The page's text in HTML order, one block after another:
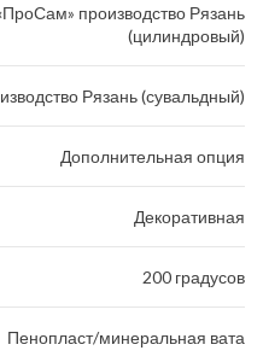
производство Рязань
(цилиндровый)
Рязань (сувальдный)
Дополнительная опция
Декоративная
200 градусов
Пенопласт/минеральная вата